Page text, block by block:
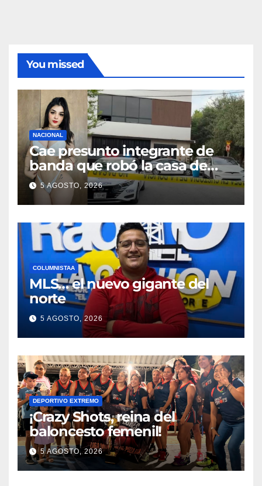
You missed
NACIONAL
Cae presunto integrante de
banda que robó la casa de
Karely Ruiz
5 AGOSTO, 2026
COLUMNISTAA
MLS… el nuevo gigante del
norte
5 AGOSTO, 2026
DEPORTIVO EXTREMO
¡Crazy Shots, reina del
baloncesto femenil!
5 AGOSTO, 2026